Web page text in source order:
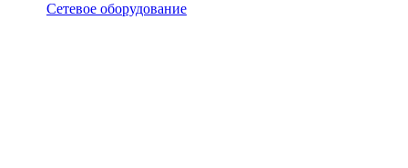
Сетевое оборудование